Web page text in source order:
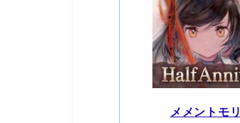
メメントモリ